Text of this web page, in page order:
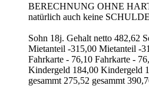
BERECHNUNG OHNE
natürlich auch keine
Sohn 18j. Gehalt netto 482,62
Mietanteil -315,00 Mietanteil -
Fahrkarte - 76,10 Fahrkarte -
Kindergeld 184,00 Kindergeld
gesammt 275,52 gesammt